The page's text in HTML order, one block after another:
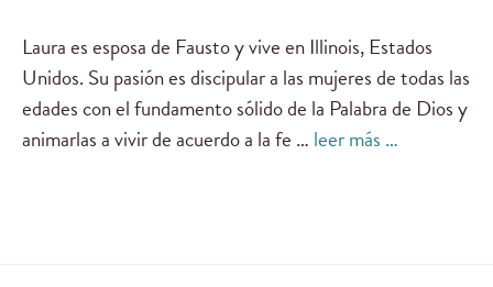
Laura es esposa de Fausto y vive en Illinois, Estados
Unidos. Su pasión es discipular a las mujeres de todas las
edades con el fundamento sólido de la Palabra de Dios y
animarlas a vivir de acuerdo a la fe … leer más …